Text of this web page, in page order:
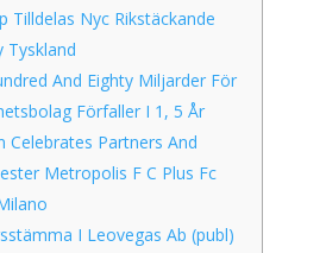
Tilldelas Nyc Rikstäckande
Tyskland
And Eighty Miljarder För
Förfaller I 1, 5 År
Celebrates Partners And
Metropolis F C Plus Fc
I Leovegas Ab (publ)